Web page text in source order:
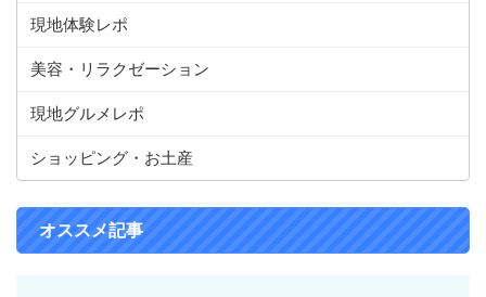
現地体験レポ
美容・リラクゼーション
現地グルメレポ
ショッピング・お土産
オススメ記事